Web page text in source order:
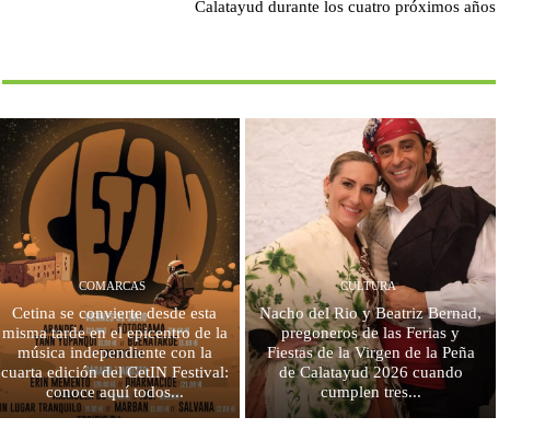
Calatayud durante los cuatro próximos años
COMARCAS
Cetina se convierte desde esta
misma tarde en el epicentro de la
música independiente con la
cuarta edición del CetIN Festival:
conoce aquí todos...
CULTURA
Nacho del Rio y Beatriz Bernad,
pregoneros de las Ferias y
Fiestas de la Virgen de la Peña
de Calatayud 2026 cuando
cumplen tres...